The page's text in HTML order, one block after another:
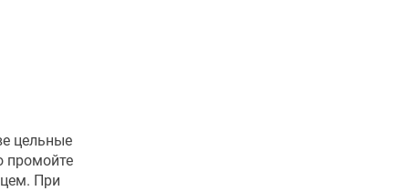
цельные
промойте
При